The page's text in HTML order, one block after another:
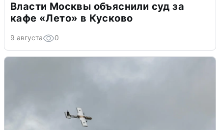
Власти Москвы объяснили суд за
кафе «Лето» в Кусково
9 августа 0